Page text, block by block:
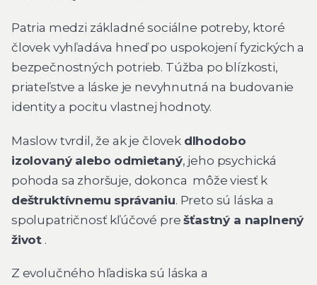
Patria medzi základné sociálne potreby, ktoré
človek vyhľadáva hneď po uspokojení fyzických a
bezpečnostných potrieb. Túžba po blízkosti,
priateľstve a láske je nevyhnutná na budovanie
identity a pocitu vlastnej hodnoty.
Maslow tvrdil, že ak je človek dlhodobo
izolovaný alebo odmietaný, jeho psychická
pohoda sa zhoršuje, dokonca môže viesť k
deštruktívnemu správaniu. Preto sú láska a
spolupatričnosť kľúčové prešťastný a naplnený
život .
Z evolučného hľadiska sú láska a